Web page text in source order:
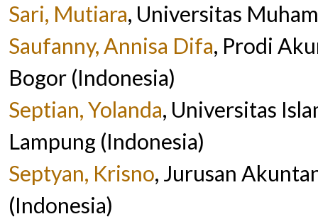
Sari, Mutiara, Universitas
Saufanny, Annisa Difa, Prodi
Bogor (Indonesia)
Septian, Yolanda, Universitas
Lampung (Indonesia)
Septyan, Krisno, Jurusan
(Indonesia)